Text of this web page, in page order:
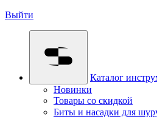
Выйти
Каталог
Новинки
Товары со скидкой
Биты и насадки для